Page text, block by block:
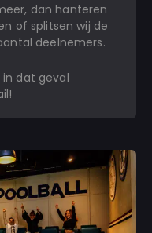
dan hanteren
of splitsen wij de
deelnemers.
dat geval